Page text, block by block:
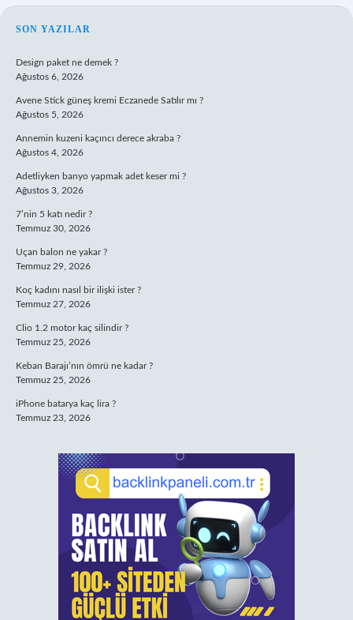
SIDEBAR
SON YAZILAR
Design paket ne demek ?
Ağustos 6, 2026
Avene Stick güneş kremi Eczanede Satılır mı ?
Ağustos 5, 2026
Annemin kuzeni kaçıncı derece akraba ?
Ağustos 4, 2026
Adetliyken banyo yapmak adet keser mi ?
Ağustos 3, 2026
7’nin 5 katı nedir ?
Temmuz 30, 2026
Uçan balon ne yakar ?
Temmuz 29, 2026
Koç kadını nasıl bir ilişki ister ?
Temmuz 27, 2026
Clio 1.2 motor kaç silindir ?
Temmuz 25, 2026
Keban Barajı’nın ömrü ne kadar ?
Temmuz 25, 2026
iPhone batarya kaç lira ?
Temmuz 23, 2026